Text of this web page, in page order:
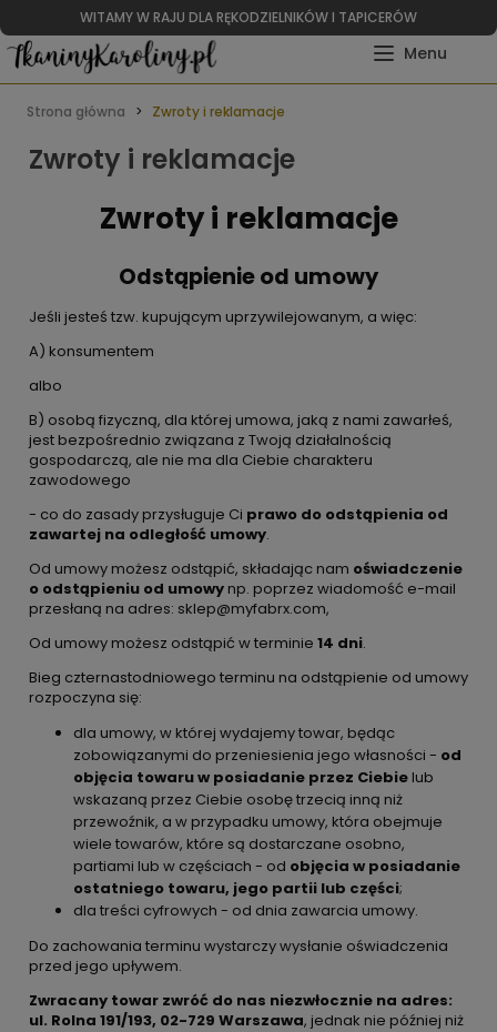
WITAMY W RAJU DLA RĘKODZIELNIKÓW I TAPICERÓW
Strona główna Zwroty i reklamacje
Zwroty i reklamacje
Zwroty i reklamacje
Odstąpienie od umowy
Jeśli jesteś tzw. kupującym uprzywilejowanym, a więc:
A) konsumentem
albo
B) osobą fizyczną, dla której umowa, jaką z nami zawarłeś,
jest bezpośrednio związana z Twoją działalnością
gospodarczą, ale nie ma dla Ciebie charakteru
zawodowego
- co do zasady przysługuje Ci prawo do odstąpienia od
zawartej na odległość umowy.
Od umowy możesz odstąpić, składając nam oświadczenie
o odstąpieniu od umowy np. poprzez wiadomość e-mail
przesłaną na adres: sklep@myfabrx.com,
Od umowy możesz odstąpić w terminie 14 dni.
Bieg czternastodniowego terminu na odstąpienie od umowy
rozpoczyna się:
dla umowy, w której wydajemy towar, będąc
zobowiązanymi do przeniesienia jego własności - od
objęcia towaru w posiadanie przez Ciebie lub
wskazaną przez Ciebie osobę trzecią inną niż
przewoźnik, a w przypadku umowy, która obejmuje
wiele towarów, które są dostarczane osobno,
partiami lub w częściach - od objęcia w posiadanie
ostatniego towaru, jego partii lub części;
dla treści cyfrowych - od dnia zawarcia umowy.
Do zachowania terminu wystarczy wysłanie oświadczenia
przed jego upływem.
Zwracany towar zwróć do nas niezwłocznie na adres:
ul. Rolna 191/193, 02-729 Warszawa, jednak nie później niż